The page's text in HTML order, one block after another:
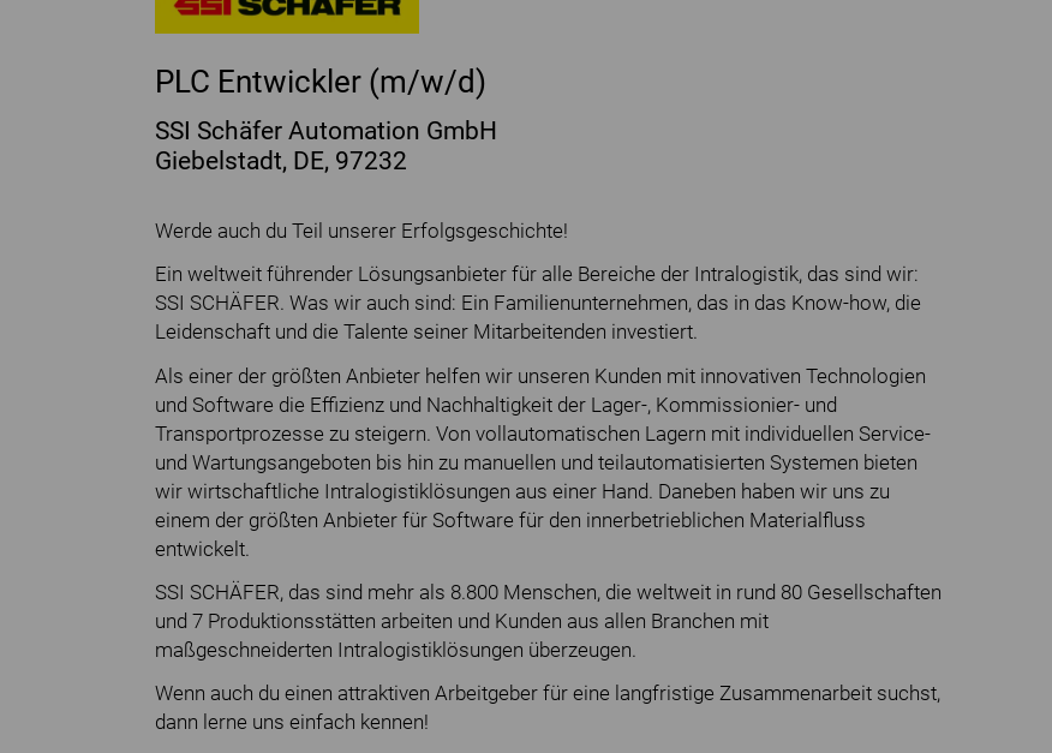
PLC Entwickler (m/w/d)
SSI Schäfer Automation GmbH
Giebelstadt, DE, 97232
Werde auch du Teil unserer Erfolgsgeschichte!
Ein weltweit führender Lösungsanbieter für alle Bereiche der Intralogistik, das sind wir:
SSI SCHÄFER. Was wir auch sind: Ein Familienunternehmen, das in das Know-how, die
Leidenschaft und die Talente seiner Mitarbeitenden investiert.
Als einer der größten Anbieter helfen wir unseren Kunden mit innovativen Technologien
und Software die Effizienz und Nachhaltigkeit der Lager-, Kommissionier- und
Transportprozesse zu steigern. Von vollautomatischen Lagern mit individuellen Service-
und Wartungsangeboten bis hin zu manuellen und teilautomatisierten Systemen bieten
wir wirtschaftliche Intralogistiklösungen aus einer Hand. Daneben haben wir uns zu
einem der größten Anbieter für Software für den innerbetrieblichen Materialfluss
entwickelt.
SSI SCHÄFER, das sind mehr als 8.800 Menschen, die weltweit in rund 80 Gesellschaften
und 7 Produktionsstätten arbeiten und Kunden aus allen Branchen mit
maßgeschneiderten Intralogistiklösungen überzeugen.
Wenn auch du einen attraktiven Arbeitgeber für eine langfristige Zusammenarbeit suchst,
dann lerne uns einfach kennen!